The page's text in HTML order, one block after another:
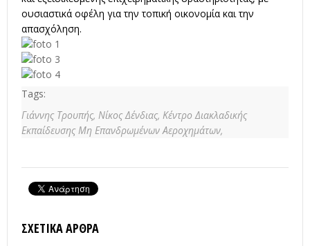
ουσιαστικά οφέλη για την τοπική οικονομία και την
απασχόληση.
Tags:
Γιάννης Τρουπής, Νίκος Δένδιας, Κέντρο Διακλαδικής
Εκπαίδευσης Μη Επανδρωμένων Αεροχημάτων,
ΣΧΕΤΙΚΆ ΆΡΘΡΑ